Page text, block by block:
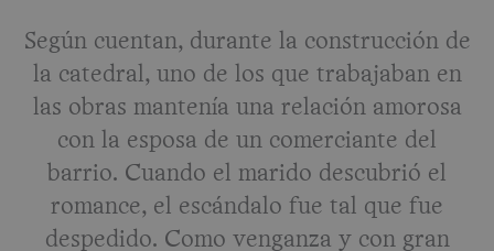
Según cuentan, durante la construcción de
la catedral, uno de los que trabajaban en
las obras mantenía una relación amorosa
con la esposa de un comerciante del
barrio. Cuando el marido descubrió el
romance, el escándalo fue tal que fue
despedido. Como venganza y con gran